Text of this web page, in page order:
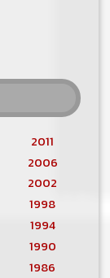
2011
2006
2002
1998
1994
1990
1986